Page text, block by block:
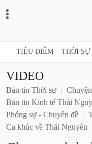
TIÊU ĐIỂM THỜI
VIDEO
Bản tin Thời sự
Bản tin Kinh tế Thái
Phóng sự - Chuyên đề
Ca khúc về Thái Nguyên